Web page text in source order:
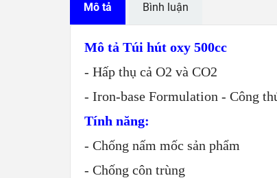
Mô tả Bình luận
Mô tả Túi hút oxy 500cc
- Hấp thụ cả O2 và CO2
- Iron-base Formulation - Công
Tính năng:
- Chống nấm mốc sản phẩm
- Chống côn trùng